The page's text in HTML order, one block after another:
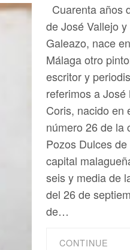
Cuarenta años
de José Vallejo y
Galeazo, nace en
Málaga otro
escritor y
referimos a José
Coris, nacido en
número 26 de la
Pozos Dulces de
capital
seis y media de
del 26 de
de…
CONTINUE